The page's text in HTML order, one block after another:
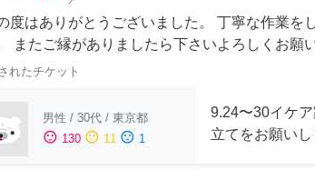
度はありがとうございました。 丁寧な作業を
またご縁がありましたら下さいよろしくお願
れたチケット
男性 / 30代 / 東京都
sentiment_satisfied 130 sentiment_neutral 11 sentiment_dissatisfied 1
9.24〜30イケ
立てをお願いし